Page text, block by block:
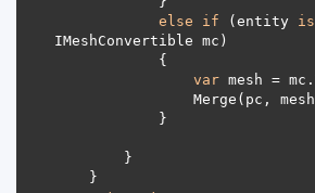
else
if (entity is
var